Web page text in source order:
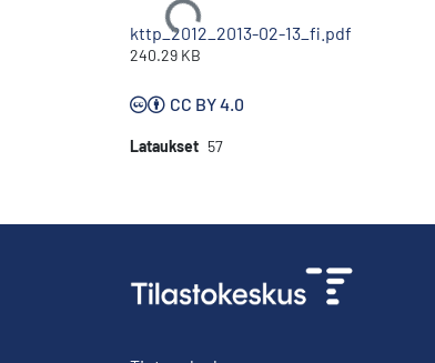
Ladataan...
kttp_2012_2013-02-13_fi.pdf
240.29 KB
CC BY 4.0
Lataukset 57